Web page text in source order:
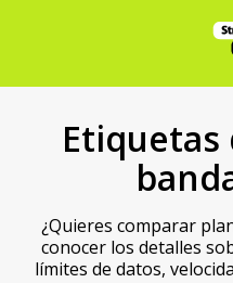
Etiquetas
¿Quieres comparar
conocer los detalles
límites de datos,